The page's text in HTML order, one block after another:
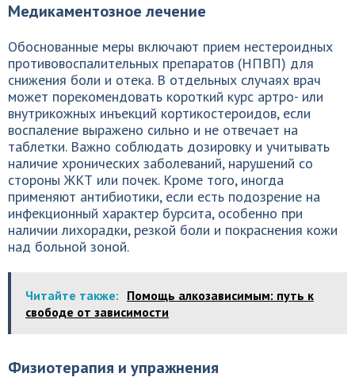
Медикаментозное лечение
Обоснованные меры включают прием нестероидных
противовоспалительных препаратов (НПВП) для
снижения боли и отека. В отдельных случаях врач
может порекомендовать короткий курс артро- или
внутрикожных инъекций кортикостероидов, если
воспаление выражено сильно и не отвечает на
таблетки. Важно соблюдать дозировку и учитывать
наличие хронических заболеваний, нарушений со
стороны ЖКТ или почек. Кроме того, иногда
применяют антибиотики, если есть подозрение на
инфекционный характер бурсита, особенно при
наличии лихорадки, резкой боли и покраснения кожи
над больной зоной.
Читайте также: Помощь алкозависимым: путь к
свободе от зависимости
Физиотерапия и упражнения